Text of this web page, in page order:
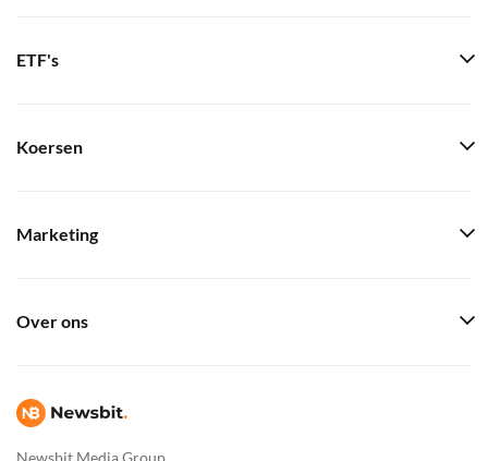
ETF's
Koersen
Marketing
Over ons